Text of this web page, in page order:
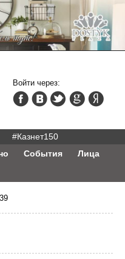
#Казнет150
События
Лица
Войти через: